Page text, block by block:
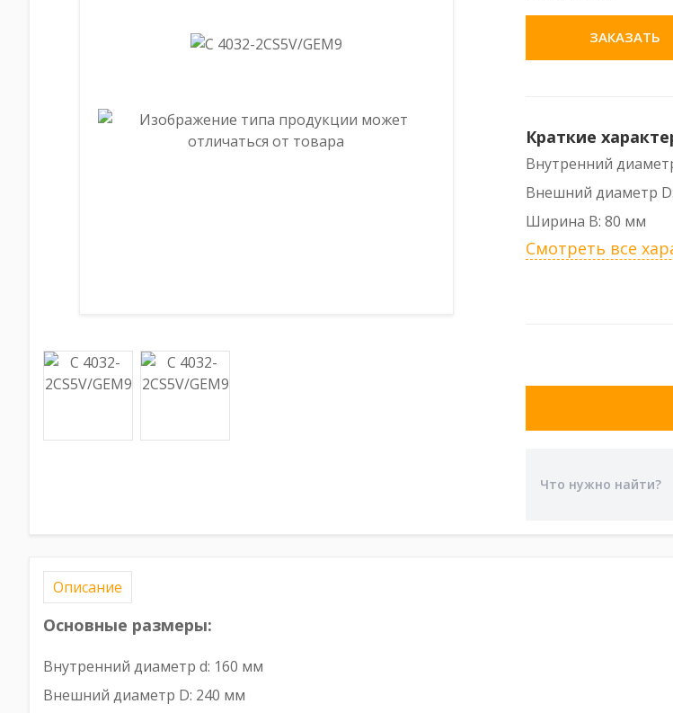
ЗАКАЗАТЬ
Краткие
Внутренний
Внешний диаметр
Ширина B: 80 мм
Смотреть все
Описание
Основные размеры:
Внутренний диаметр d: 160 мм
Внешний диаметр D: 240 мм